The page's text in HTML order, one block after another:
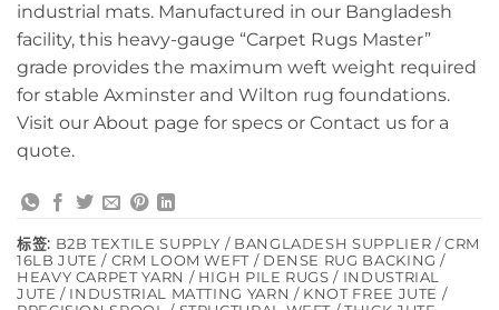
industrial mats. Manufactured in our Bangladesh
facility, this heavy-gauge “Carpet Rugs Master”
grade provides the maximum weft weight required
for stable Axminster and Wilton rug foundations.
Visit our About page for specs or Contact us for a
quote.
标签: B2B TEXTILE SUPPLY / BANGLADESH SUPPLIER / CRM
16LB JUTE / CRM LOOM WEFT / DENSE RUG BACKING /
HEAVY CARPET YARN / HIGH PILE RUGS / INDUSTRIAL
JUTE / INDUSTRIAL MATTING YARN / KNOT FREE JUTE /